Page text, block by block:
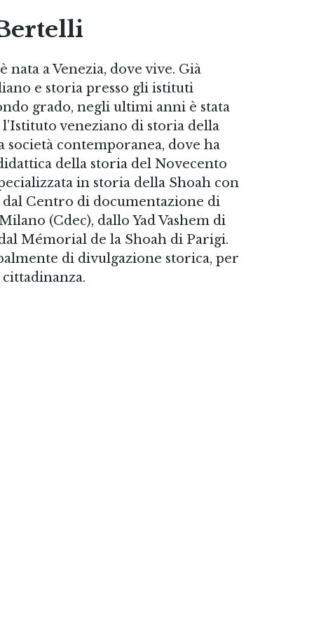
nata a Venezia, dove vive. Già
e storia presso gli istituti
grado, negli ultimi anni è stata
l’Istituto veneziano di storia della
società contemporanea, dove ha
della storia del Novecento
in storia della Shoah con
Centro di documentazione di
(Cdec), dallo Yad Vashem di
Mémorial de la Shoah di Parigi.
di divulgazione storica, per